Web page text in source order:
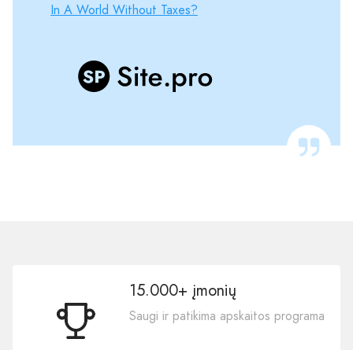
In A World Without Taxes?
15.000+ įmonių
Saugi ir patikima apskaitos programa